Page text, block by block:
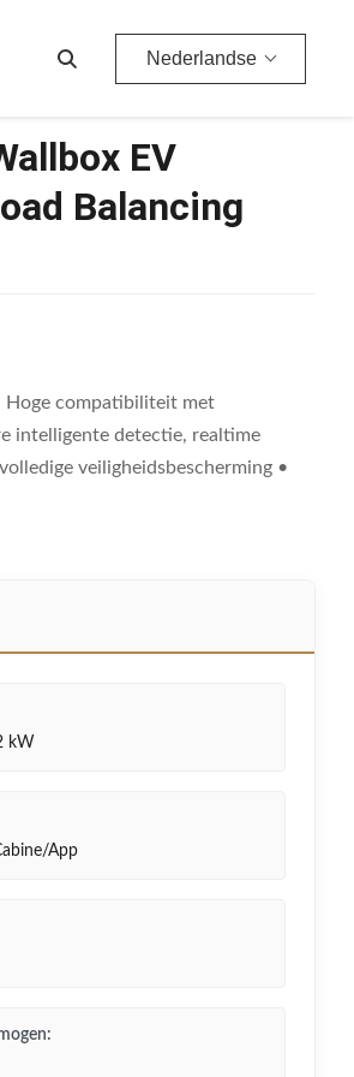
Nederlandse
EV
Balancing
Hoge compatibiliteit met
intelligente detectie, realtime
veiligheidsbescherming •
kW
App